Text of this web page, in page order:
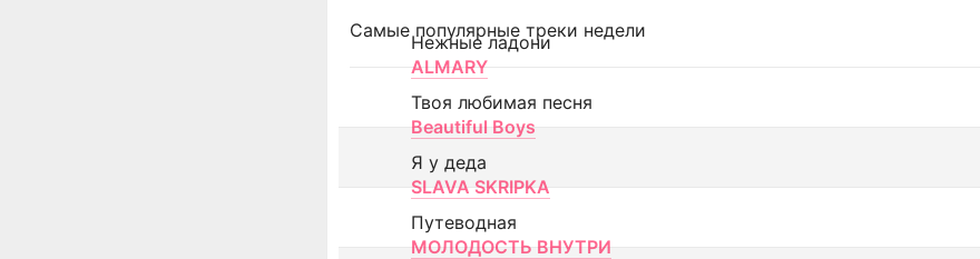
Самые популярные треки недели
Нежные ладони
ALMARY
Твоя любимая песня
Beautiful Boys
Я у деда
SLAVA SKRIPKA
Путеводная
МОЛОДОСТЬ ВНУТРИ